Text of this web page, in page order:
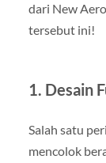
dari New
tersebut ini!
1. Desain
Salah satu
mencolok